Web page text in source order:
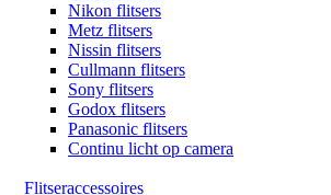
Nikon flitsers
Metz flitsers
Nissin flitsers
Cullmann flitsers
Sony flitsers
Godox flitsers
Panasonic flitsers
Continu licht op camera
Flitseraccessoires